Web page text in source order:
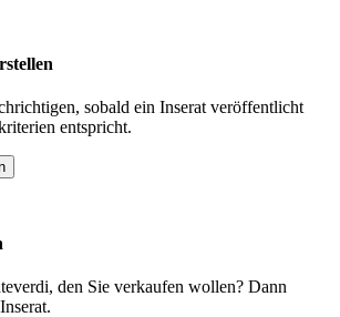
sobald ein Inserat veröffentlicht
entspricht.
den Sie verkaufen wollen? Dann